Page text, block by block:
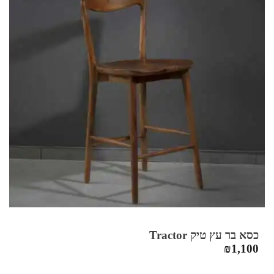
כסא בר עץ טיק Tractor
₪1,100